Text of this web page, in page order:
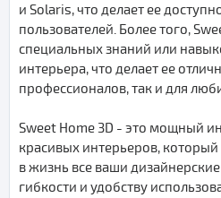
и Solaris, что делает ее
пользователей. Более того,
специальных знаний или
интерьера, что делает ее
профессионалов, так и для
Sweet Home 3D - это мощный
красивых интерьеров,
в жизнь все ваши
гибкости и удобству